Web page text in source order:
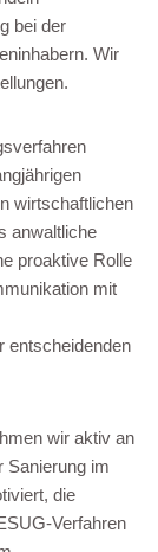
bei der
Wir
wirtschaftlichen
anwaltliche
proaktive Rolle
mit
entscheidenden
wir aktiv an
Sanierung im
die
Verfahren